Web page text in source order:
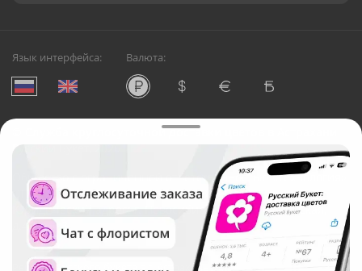
Язык интерфейса: Валюта:
Служба круглосуточной доставки цветов в Астрахани
Русский Букет, 2026
Общество с ограниченной ответственностью «Технология»
ОГРН: 1195476081745, ИНН: 5410081997
Юридический адрес: г. Новосибирск, ул. Ипподромская,
д.42, оф. 3
Рейтинг Русского букета в г. Астрахань